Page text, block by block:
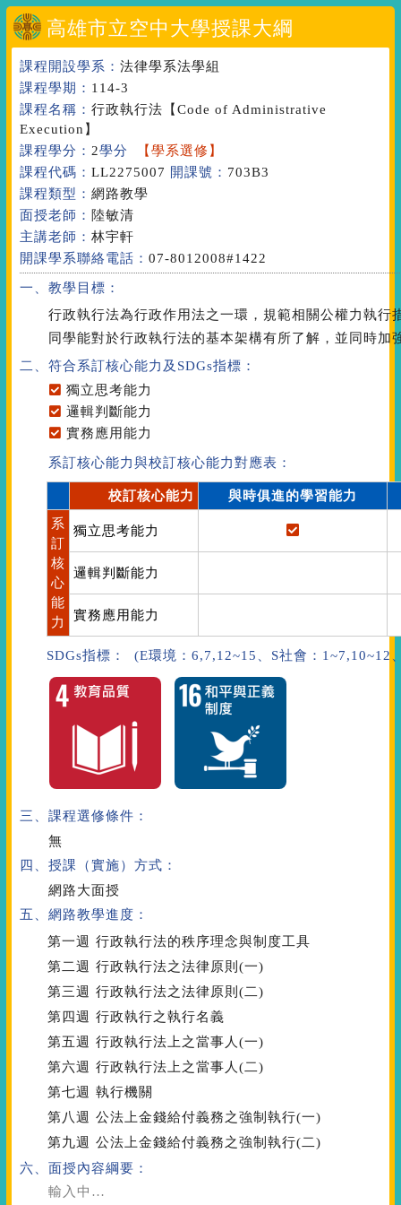
高雄市立空中大學授課大綱
課程開設學系： 法律學系法學組
課程學期： 114-3
課程名稱： 行政執行法 【Code of Administrative
Execution】
課程學分： 2學分
【學系選修】
課程代碼： LL2275007 開課號： 703B3
課程類型： 網路教學
面授老師： 陸敏清
主講老師： 林宇軒
開課學系聯絡電話： 07-8012008#1422
一、教學目標：
行政執行法為行政作用法之一環，規範相關公權力執行
同學能對於行政執行法的基本架構有所了解，並同時加
二、符合系訂核心能力 及SDGs指標 ：
獨立思考能力
邏輯判斷能力
實務應用能力
系訂核心能力與校訂核心能力對應表：
校訂核心能力
與時俱進的學習能力
系
訂
核
心
能
力
獨立思考能力
邏輯判斷能力
實務應用能力
SDGs指標： (E環境：6,7,12~15、S社會：
三、課程選修條件：
無
四、授課（實施）方式：
網路大面授
五、網路教學進度：
第一週
行政執行法的秩序理念與制度工具
第二週
行政執行法之法律原則(一)
第三週
行政執行法之法律原則(二)
第四週
行政執行之執行名義
第五週
行政執行法上之當事人(一)
第六週
行政執行法上之當事人(二)
第七週
執行機關
第八週
公法上金錢給付義務之強制執行(一)
第九週
公法上金錢給付義務之強制執行(二)
六、面授內容綱要：
輸入中…